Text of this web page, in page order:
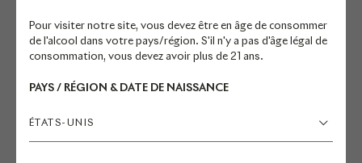
Pour visiter notre site, vous devez être en âge de consommer
de l'alcool dans votre pays/région. S'il n'y a pas d'âge légal de
consommation, vous devez avoir plus de 21 ans.
PAYS / RÉGION & DATE DE NAISSANCE
ÉTATS-UNIS
restaurant gastronomique « La
Côte d’Or » de Bernard Loiseau et
au Chabichou, table étoilée du
d’expérience, la cheffe décide de se